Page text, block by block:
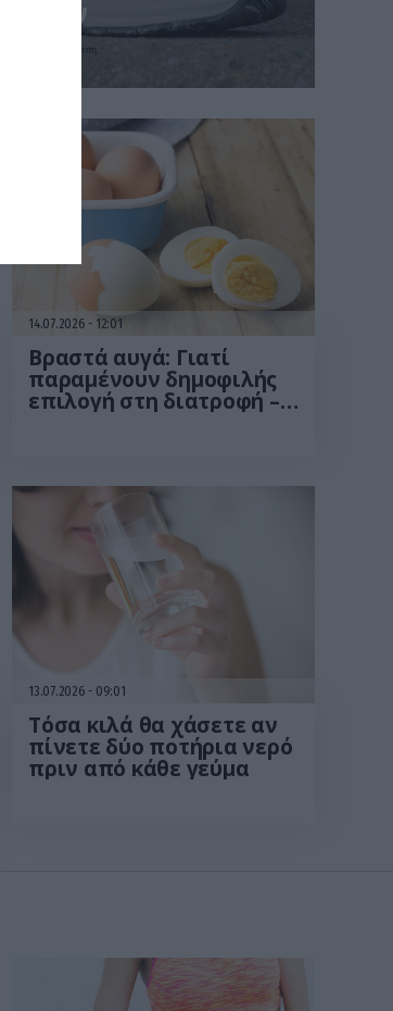
αφορά μόνο την άνεση
14.07.2026 12:01
Βραστά αυγά: Γιατί
παραμένουν δημοφιλής
επιλογή στη διατροφή –
13.07.2026 09:01
Τόσα κιλά θα χάσετε αν
πίνετε δύο ποτήρια νερό
πριν από κάθε γεύμα